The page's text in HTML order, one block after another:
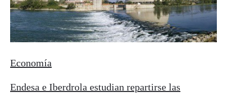
Economía
Endesa e Iberdrola estudian repartirse las